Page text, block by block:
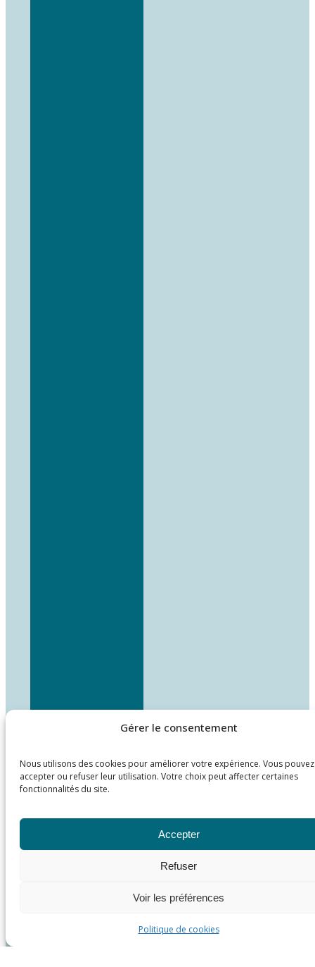
Gérer le consentement
Nous utilisons des cookies pour améliorer votre expérience. Vous pouvez
accepter ou refuser leur utilisation. Votre choix peut affecter certaines
fonctionnalités du site.
Accepter
Refuser
Voir les préférences
Politique de cookies